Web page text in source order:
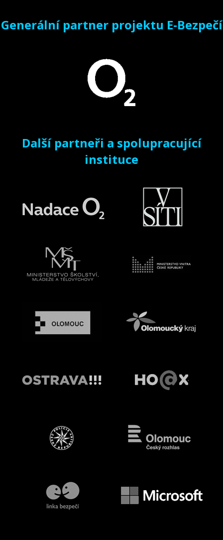
Generální partner projektu E-Bezpečí
Další partneři a spolupracující
instituce